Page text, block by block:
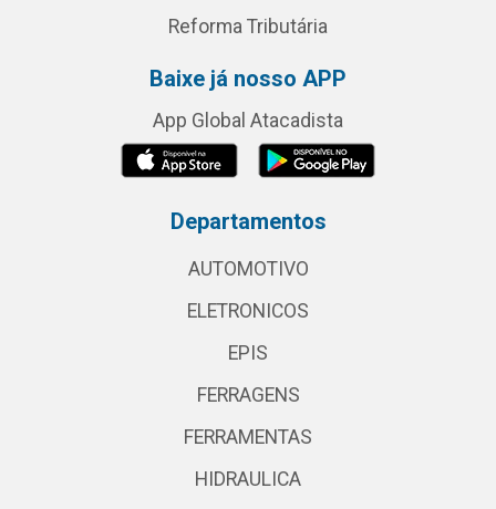
Reforma Tributária
Baixe já nosso APP
App Global Atacadista
Departamentos
AUTOMOTIVO
ELETRONICOS
EPIS
FERRAGENS
FERRAMENTAS
HIDRAULICA